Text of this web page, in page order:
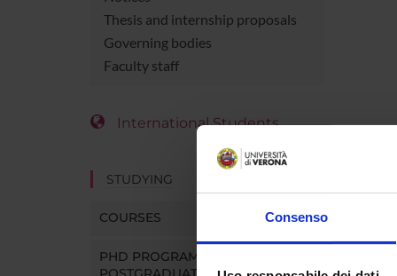
Consenso
Thesis and internship proposals
Governing bodies
Faculty staff
International Students
STUDYING
COURSES
PHD PROGRAMMES AND